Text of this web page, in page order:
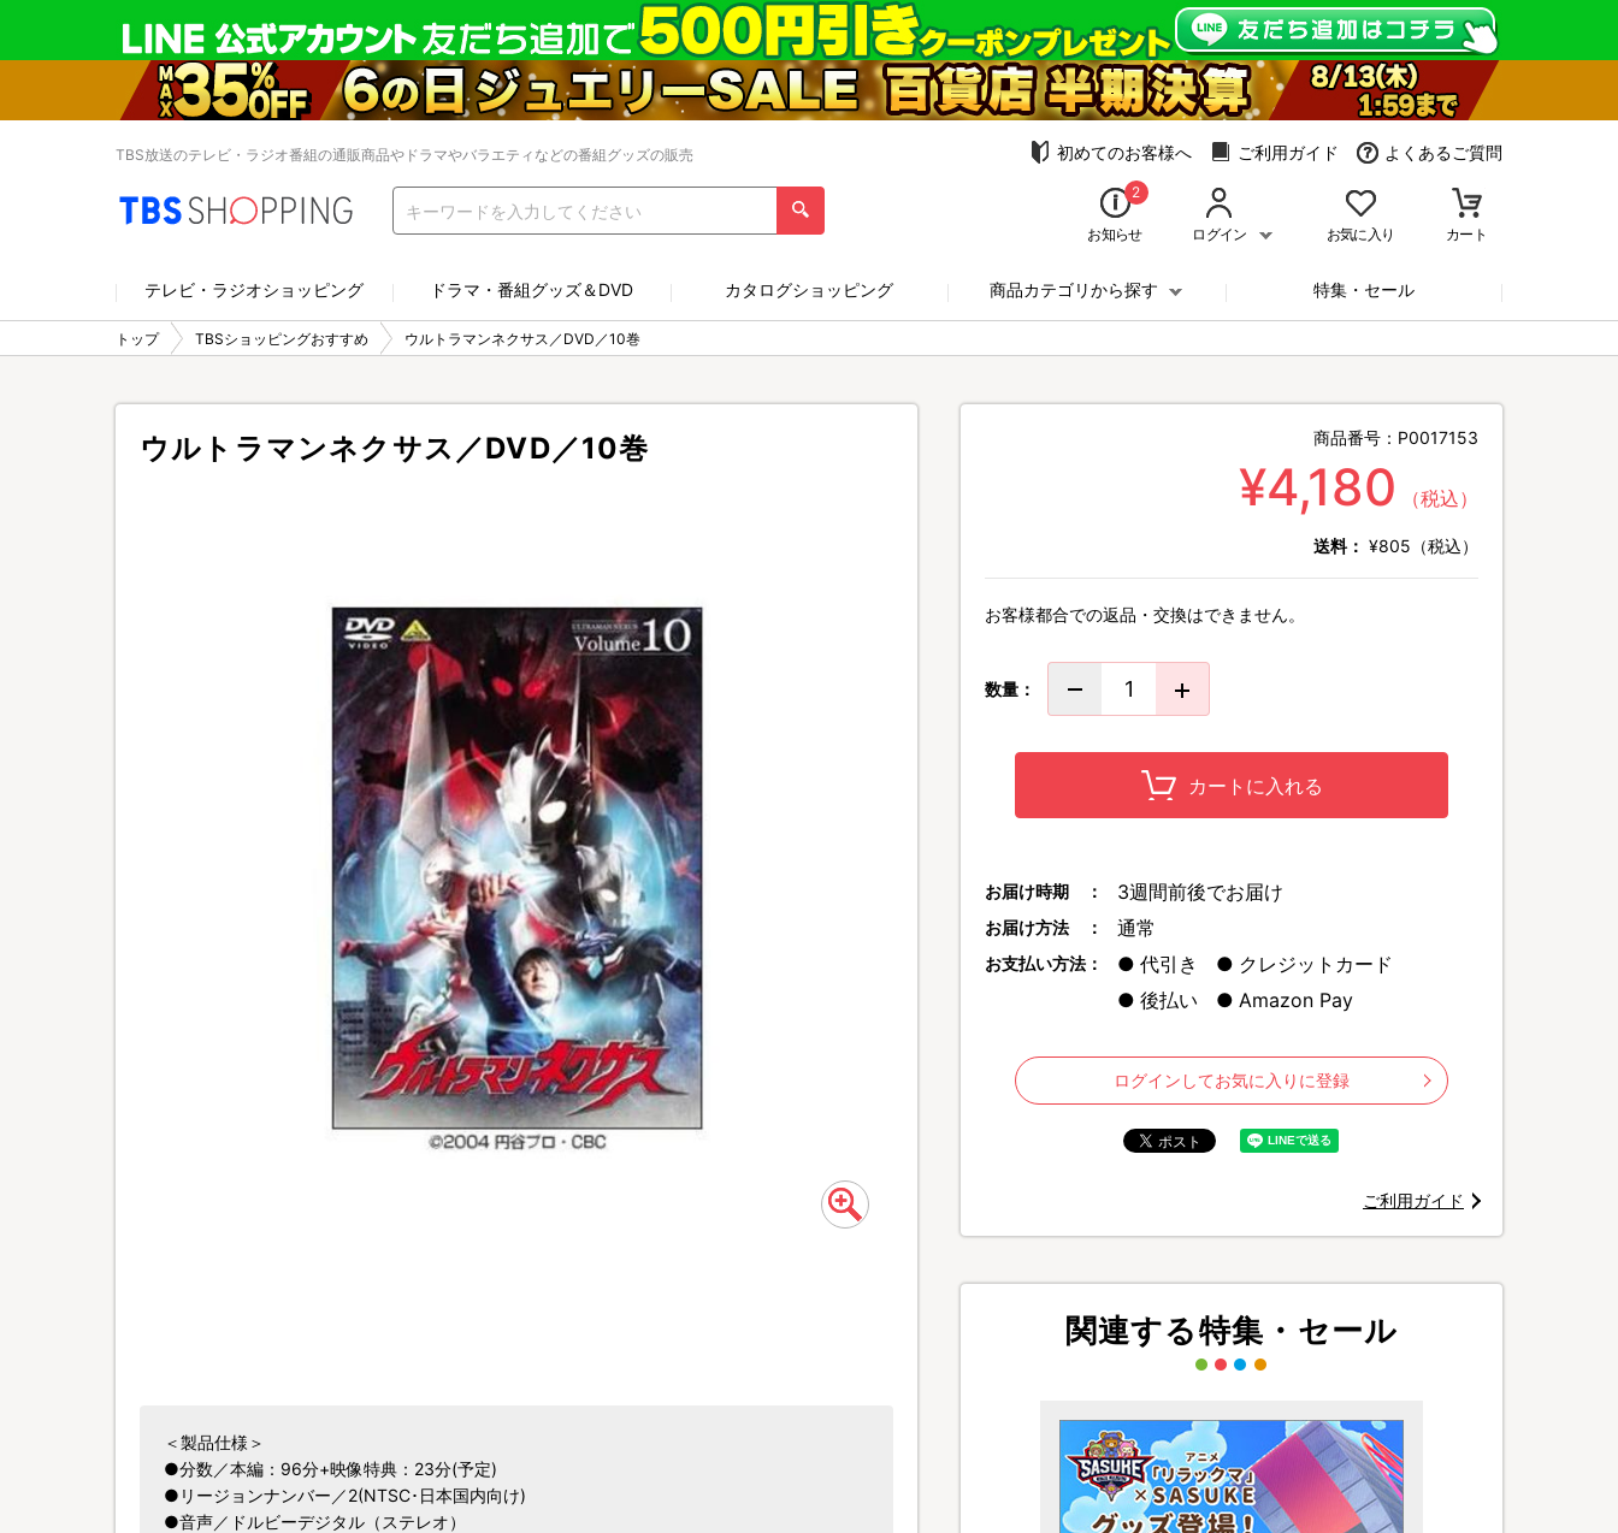
TBS放送のテレビ・ラジオ番組の通販商品やドラマやバラエティなどの番組グッズの販売 初めてのお客様へ ご利用ガイド よくあるご質問
2
お知らせ ログイン お気に入り カート
テレビ・ラジオショッピング ドラマ・番組グッズ＆DVD カタログショッピング 商品カテゴリから探す 特集・セール
トップ TBSショッピングおすすめ ウルトラマンネクサス／DVD／10巻
ウルトラマンネクサス／DVD／10巻
＜製品仕様＞
●分数／本編：96分+映像特典：23分(予定)
●リージョンナンバー／2(NTSC･日本国内向け)
●音声／ドルビーデジタル（ステレオ）
商品番号： P0017153
¥4,180 （税込）
送料： ¥805（税込）
お客様都合での返品・交換はできません。
数量：
カートに入れる
お届け時期 ： 3週間前後でお届け
お届け方法 ： 通常
お支払い方法： 代引き
クレジットカード
後払い
Amazon Pay
ログインしてお気に入りに登録
ご利用ガイド
関連する特集・セール